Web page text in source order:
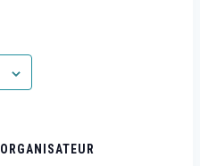
ORGANISATEUR